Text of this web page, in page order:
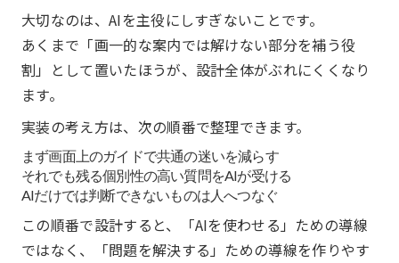
大切なのは、AIを主役にしすぎないことです。
あくまで「画一的な案内では解けない部分を補う役
割」として置いたほうが、設計全体がぶれにくくなり
ます。
実装の考え方は、次の順番で整理できます。
まず画面上のガイドで共通の迷いを減らす
それでも残る個別性の高い質問をAIが受ける
AIだけでは判断できないものは人へつなぐ
この順番で設計すると、「AIを使わせる」ための導線
ではなく、「問題を解決する」ための導線を作りやす